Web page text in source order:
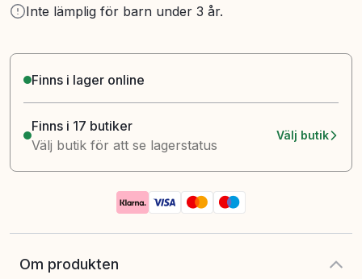
Inte lämplig för barn under 3 år.
Finns i lager online
Finns i 17 butiker
Välj butik för att se lagerstatus
Välj butik
Om produkten